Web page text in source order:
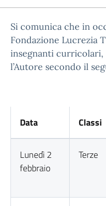
Si comunica che in
Fondazione Lucrezia
insegnanti curricolari,
l’Autore secondo il
Data Classi
Lunedì 2
febbraio
Terze